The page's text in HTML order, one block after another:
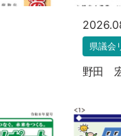
県議会
野田